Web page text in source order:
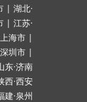
| 湖北·
| 江苏·
上海市 |
圳市 |
东·济南
西·西安
建·泉州